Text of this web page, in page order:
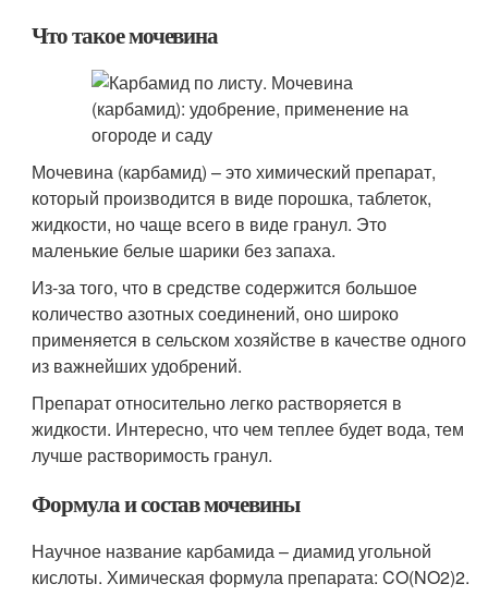
Что такое мочевина
Мочевина (карбамид) – это химический препарат,
который производится в виде порошка, таблеток,
жидкости, но чаще всего в виде гранул. Это
маленькие белые шарики без запаха.
Из-за того, что в средстве содержится большое
количество азотных соединений, оно широко
применяется в сельском хозяйстве в качестве одного
из важнейших удобрений.
Препарат относительно легко растворяется в
жидкости. Интересно, что чем теплее будет вода, тем
лучше растворимость гранул.
Формула и состав мочевины
Научное название карбамида – диамид угольной
кислоты. Химическая формула препарата: CO(NO2)2.